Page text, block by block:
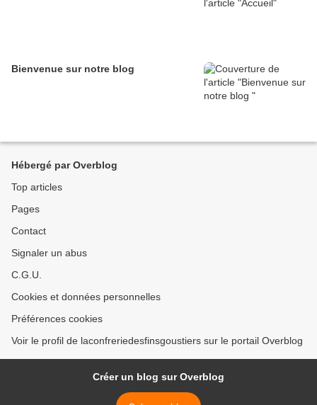
Bienvenue sur notre blog
Hébergé par Overblog
Top articles
Pages
Contact
Signaler un abus
C.G.U.
Cookies et données personnelles
Préférences cookies
Voir le profil de laconfreriedesfinsgoustiers sur le portail Overblog
Créer un blog sur Overblog